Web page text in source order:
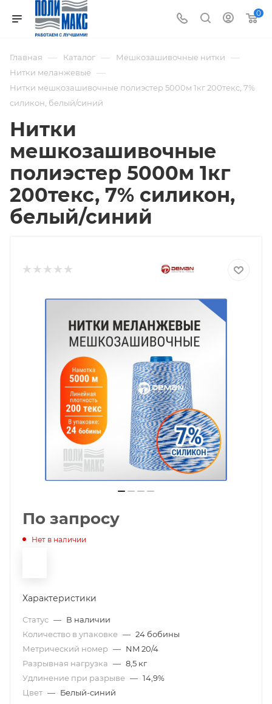
0
Главная — Каталог — Мешкозашивочные нитки —
Нитки меланжевые —
Нитки мешкозашивочные полиэстер 5000м 1кг 200текс, 7%
силикон, белый/синий
Нитки
мешкозашивочные
полиэстер 5000м 1кг
200текс, 7% силикон,
белый/синий
По запросу
Нет в наличии
Характеристики
Статус — В наличии
Количество в упаковке — 24 бобины
Метрический номер — NM 20/4
Разрывная нагрузка — 8,5 кг
Удлинение при разрыве — 14,9%
Цвет — Белый-синий